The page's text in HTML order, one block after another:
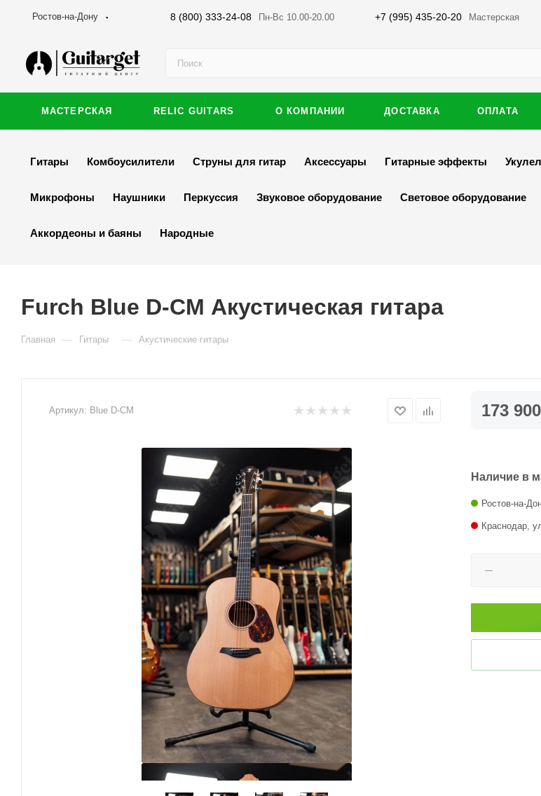
Ростов-на-Дону 8 (800) 333-24-08 Пн-Вс 10.00-20.00 +7 (995) 435-20-20 Мастерская
МАСТЕРСКАЯ RELIC GUITARS О КОМПАНИИ ДОСТАВКА ОПЛАТА
Гитары Комбоусилители Струны для гитар Аксессуары Гитарные эффекты
Микрофоны Наушники Перкуссия Звуковое оборудование Световое оборудование
Аккордеоны и баяны Народные
Furch Blue D-CM Акустическая гитара
Главная — Гитары — Акустические гитары
Артикул: Blue D-CM 173
Наличие в
Краснодар,
Ростов-на-